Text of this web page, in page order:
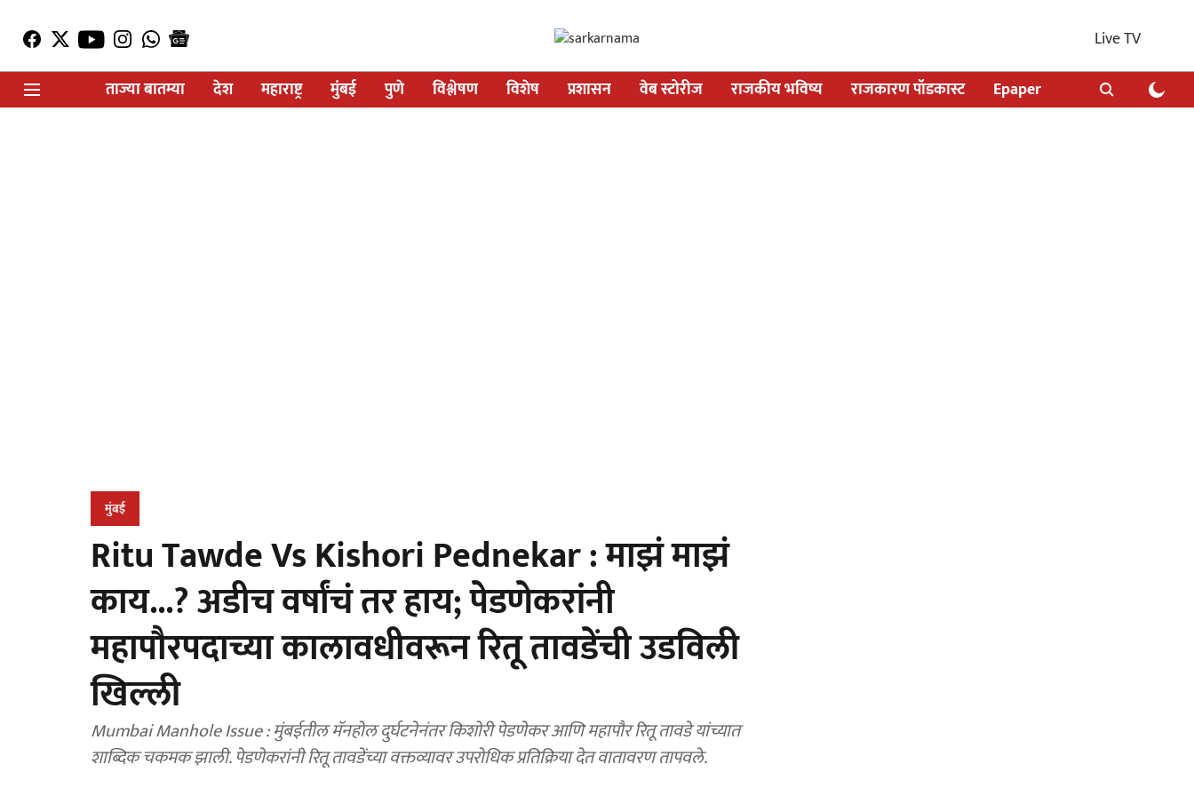
Live TV
ताज्या बातम्या
देश महाराष्ट्र मुंबई पुणे विश्लेषण विशेष प्रशासन वेब स्टोरीज राजकीय भविष्य राजकारण पॉडकास्ट Epaper
मुंबई
Ritu Tawde Vs Kishori Pednekar : माझं माझं
काय...? अडीच वर्षांचं तर हाय; पेडणेकरांनी
महापौरपदाच्या कालावधीवरून रितू तावडेंची उडविली
खिल्ली
Mumbai Manhole Issue : मुंबईतील मॅनहोल दुर्घटनेनंतर किशोरी पेडणेकर आणि महापौर रितू तावडे यांच्यात
शाब्दिक चकमक झाली. पेडणेकरांनी रितू तावडेंच्या वक्तव्यावर उपरोधिक प्रतिक्रिया देत वातावरण तापवले.